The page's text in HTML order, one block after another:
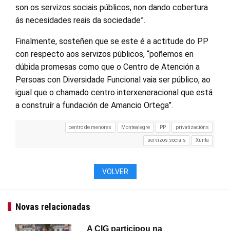
son os servizos sociais públicos, non dando cobertura
ás necesidades reais da sociedade”.
Finalmente, sosteñen que se este é a actitude do PP
con respecto aos servizos públicos, “poñemos en
dúbida promesas como que o Centro de Atención a
Persoas con Diversidade Funcional vaia ser público, ao
igual que o chamado centro interxeneracional que está
a construír a fundación de Amancio Ortega”.
centro de menores Montealegre PP privatizacións
servizos sociais Xunta
VOLVER
Novas relacionadas
A CIG participou na